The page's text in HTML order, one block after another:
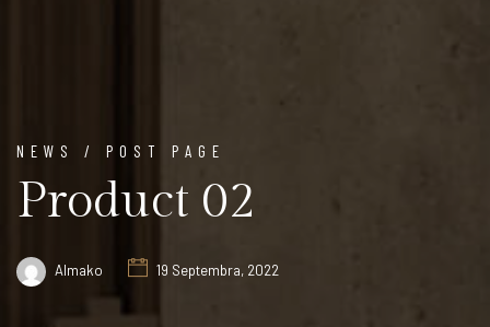
NEWS / POST PAGE
Product 02
Almako 19 Septembra, 2022